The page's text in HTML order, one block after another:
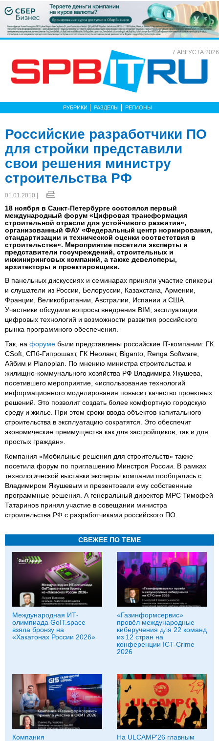
7 АВГУСТА 2026
РУБРИКИ РАЗДЕЛЫ РЕГИОНЫ
Российские разработчики ПО
для стройки представили
свои решения министру
строительства РФ
01.01.2010 |
18 ноября в Санкт-Петербурге состоялся первый
международный форум «Цифровая трансформация
строительной отрасли для устойчивого развития»,
организованный ФАУ «Федеральный центр нормирования,
стандартизации и технической оценки соответствия в
строительстве». Мероприятие посетили эксперты и
представители госучреждений, строительных и
инжиниринговых компаний, а также девелоперы,
архитекторы и проектировщики.
В панельных дискуссиях и семинарах приняли участие спикеры
и слушатели из России, Белоруссии, Казахстана, Армении,
Франции, Великобритании, Австралии, Испании и США.
Участники обсудили вопросы внедрения BIM, эксплуатации
цифровых технологий и возможности развития российского
рынка программного обеспечения.
Так, на форуме были представлены российские IT-компании: ГК
CSoft, СПб-Гипрошахт, ГК Неолант, Biganto, Renga Software,
Айбим и Planoplan. По мнению министра строительства и
жилищно-коммунального хозяйства РФ Владимира Якушева,
посетившего мероприятие, «использование технологий
информационного моделирования повысит качество проектных
решений. Это позволит создать более комфортную городскую
среду и жилье. При этом сроки ввода объектов капитального
строительства в эксплуатацию сократятся. Это обеспечит
экономические преимущества как для застройщиков, так и для
простых граждан».
Компания «Мобильные решения для строительств» также
посетила форум по приглашению Минстроя России. В рамках
технологической выставки эксперты компании пообщались с
Владимиром Якушевым и презентовали ему собственные
программные решения. А генеральный директор МРС Тимофей
Татаринов принял участие в совещании министра
строительства РФ с разработчиками российского ПО.
СВЕЖЕЕ ПО ТЕМЕ
Международная ИТ-
олимпиада GoIT.space
взяла бронзу на
«Хакатонах России 2026»
«Газинформсервис»
провёл международные
киберучения для 22 команд
из 12 стран на
конференции ICT-Crime
2026
Компания
На ULCAMP'26 главным